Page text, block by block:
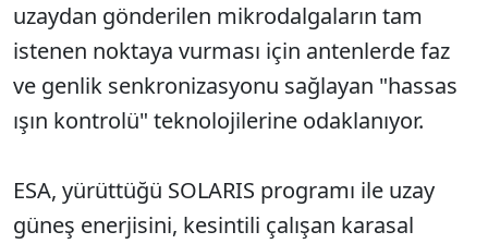
uzaydan gönderilen mikrodalgaların tam
istenen noktaya vurması için antenlerde faz
ve genlik senkronizasyonu sağlayan "hassas
ışın kontrolü" teknolojilerine odaklanıyor.
ESA, yürüttüğü SOLARIS programı ile uzay
güneş enerjisini, kesintili çalışan karasal